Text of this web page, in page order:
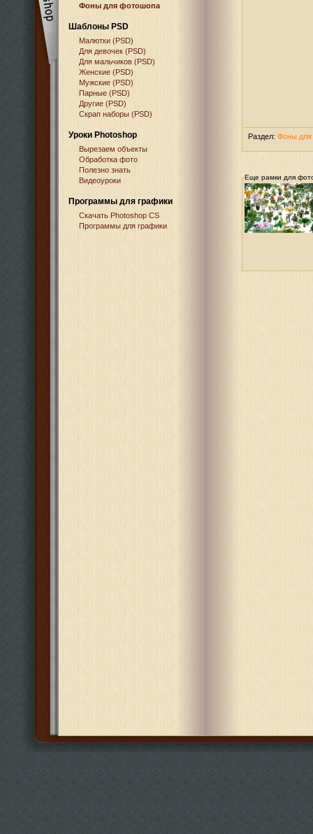
Фоны для фотошопа
Шаблоны PSD
Малютки (PSD)
Для девочек (PSD)
Для мальчиков (PSD)
Женские (PSD)
Мужские (PSD)
Парные (PSD)
Другие (PSD)
Скрап наборы (PSD)
Уроки Photoshop
Вырезаем объекты
Обработка фото
Полезно знать
Видеоуроки
Программы для графики
Cкачать Photoshop CS
Программы для графики
Раздел: Фоны
Еще рамки для